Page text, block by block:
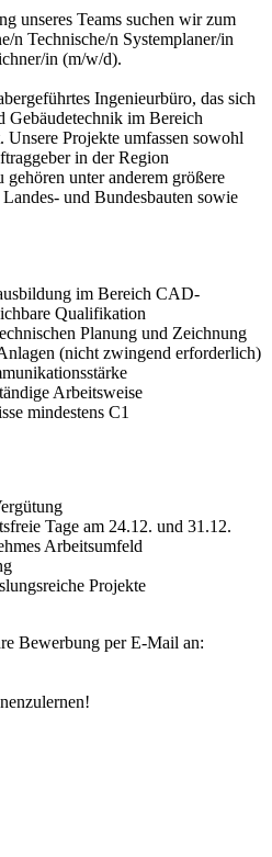
unseres Teams suchen wir zum
n Technische/n Systemplaner/in
in (m/w/d).
Ingenieurbüro, das sich
Gebäudetechnik im Bereich
Projekte umfassen sowohl
in der Region
unter anderem größere
und Bundesbauten sowie
im Bereich CAD-
Qualifikation
Planung und Zeichnung
(nicht zwingend erforderlich)
Arbeitsweise
mindestens C1
Tage am 24.12. und 31.12.
Arbeitsumfeld
Projekte
Bewerbung per E-Mail an: